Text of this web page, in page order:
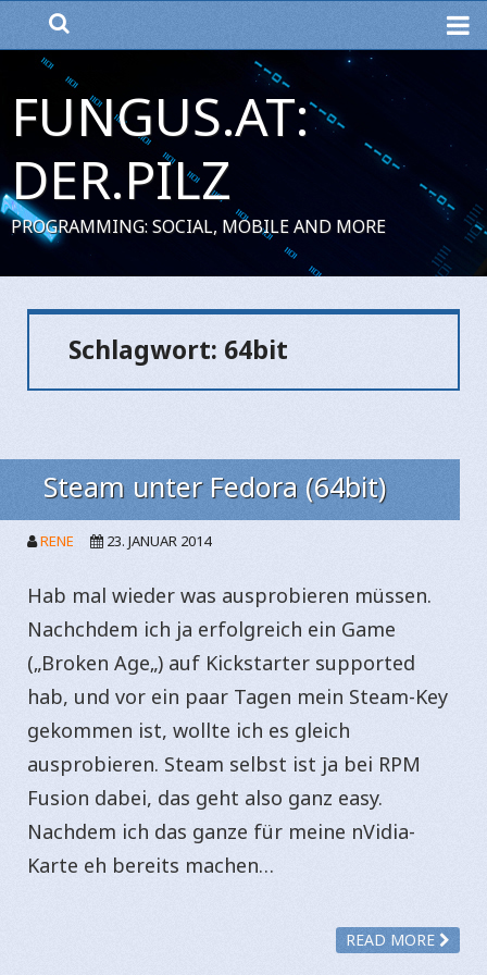
FUNGUS.AT:
DER.PILZ
PROGRAMMING: SOCIAL, MOBILE AND MORE
Schlagwort: 64bit
Steam unter Fedora (64bit)
RENE 23. JANUAR 2014
Hab mal wieder was ausprobieren müssen.
Nachchdem ich ja erfolgreich ein Game
(„Broken Age„) auf Kickstarter supported
hab, und vor ein paar Tagen mein Steam-Key
gekommen ist, wollte ich es gleich
ausprobieren. Steam selbst ist ja bei RPM
Fusion dabei, das geht also ganz easy.
Nachdem ich das ganze für meine nVidia-
Karte eh bereits machen…
READ MORE